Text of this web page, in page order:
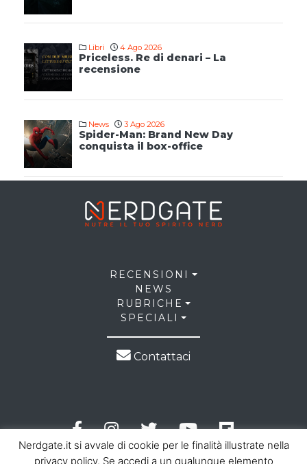
Libri 4 Ago 2026
Priceless. Re di denari – La
recensione
News 3 Ago 2026
Spider-Man: Brand New Day
conquista il box-office
RECENSIONI
NEWS
RUBRICHE
SPECIALI
Contattaci
Nerdgate.it si avvale di cookie per le finalità illustrate nella
privacy policy. Se accedi a un qualunque elemento